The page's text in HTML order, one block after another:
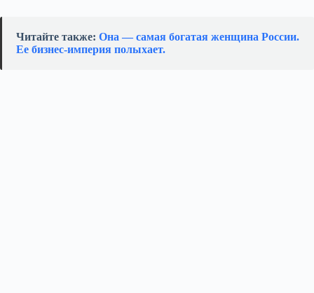
Читайте также: Она — самая богатая женщина России.
Ее бизнес‑империя полыхает.